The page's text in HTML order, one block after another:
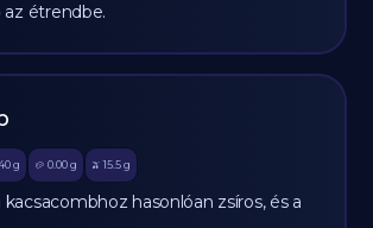
étrendbe.
g 🥔 0.00g 🫒 15.5 g
hasonlóan zsíros, és a